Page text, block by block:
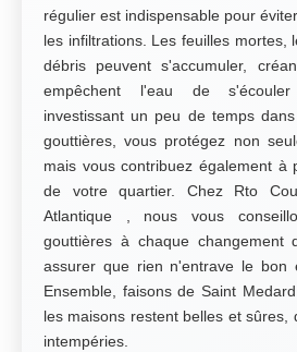
régulier est indispensable pour
les infiltrations. Les feuilles mortes,
débris peuvent s'accumuler,
empêchent l'eau de
investissant un peu de temps
gouttières, vous protégez non
mais vous contribuez également à
de votre quartier. Chez Rto
Atlantique , nous vous
gouttières à chaque changement
assurer que rien n'entrave le bon
Ensemble, faisons de Saint
les maisons restent belles et sûres,
intempéries.